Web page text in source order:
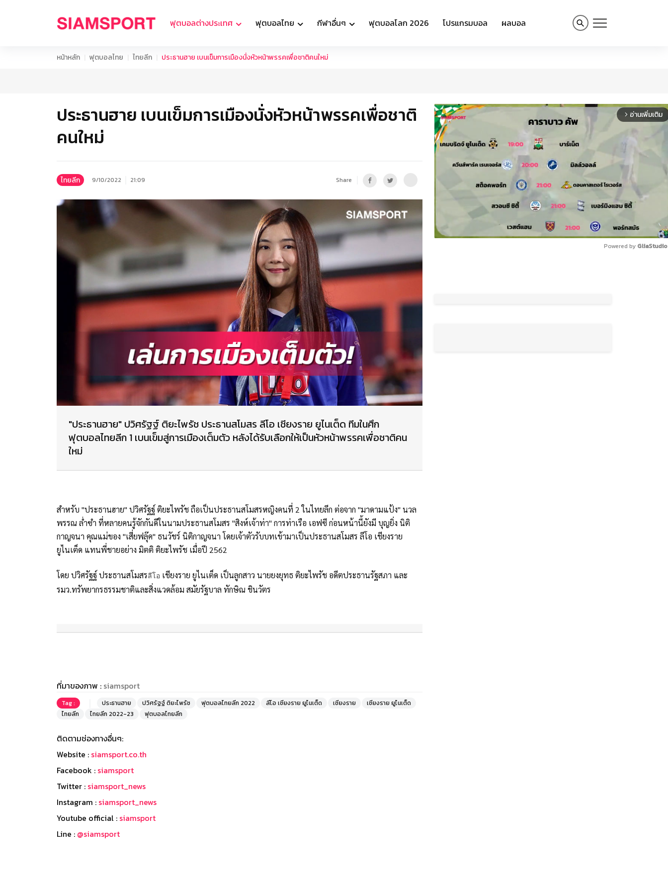
ฟุตบอลต่างประเทศ ฟุตบอลไทย กีฬาอื่นๆ ฟุตบอลโลก 2026 โปรแกรมบอล ผลบอล
หน้าหลัก ฟุตบอลไทย ไทยลีก ประธานฮาย เบนเข็มการเมืองนั่งหัวหน้าพรรคเพื่อชาติคนใหม่
ประธานฮาย เบนเข็มการเมืองนั่งหัวหน้าพรรคเพื่อชาติ
คนใหม่
ไทยลีก 9/10/2022 21:09 Share
"ประธานฮาย" ปวิศรัฐฐ์ ติยะไพรัช ประธานสโมสร ลีโอ เชียงราย ยูไนเต็ด ทีมในศึก
ฟุตบอลไทยลีก 1 เบนเข็มสู่การเมืองเต็มตัว หลังได้รับเลือกให้เป็นหัวหน้าพรรคเพื่อชาติคน
ใหม่
สำหรับ "ประธานฮาย" ปวิศรัฐฐ์ ติยะไพรัช ถือเป็นประธานสโมสรหญิงคนที่ 2 ในไทยลีก ต่อจาก "มาดามแป้ง" นวล
พรรณ ล่ำซำ ที่หลายคนรู้จักกันดีในนามประธานสโมสร "สิงห์เจ้าท่า" การท่าเรือ เอฟซี ก่อนหน้านี้ยังมี บุญยิ่ง นิติ
กาญจนา คุณแม่ของ "เสี่ยฟลุ๊ค" ธนวัชร์ นิติกาญจนา โดยเจ้าตัวรับบทเข้ามาเป็นประธานสโมสร ลีโอ เชียงราย
ยูไนเต็ด แทนพี่ชายอย่าง มิตติ ติยะไพรัช เมื่อปี 2562
โดย ปวิศรัฐฐ์ ประธานสโมสรลีโอ เชียงราย ยูไนเต็ด เป็นลูกสาว นายยงยุทธ ติยะไพรัช อดีตประธานรัฐสภา และ
รมว.ทรัพยากรธรรมชาติและสิ่งแวดล้อม สมัยรัฐบาล ทักษิณ ชินวัตร
ที่มาของภาพ : siamsport
Tag : ประธานฮาย ปวิศรัฐฐ์ ติยะไพรัช ฟุตบอลไทยลีก 2022 ลีโอ เชียงราย ยูไนเต็ด เชียงราย
เชียงราย ยูไนเต็ด
ไทยลีก
ไทยลีก 2022-23 ฟุตบอลไทยลีก
ติดตามช่องทางอื่นๆ:
Website : siamsport.co.th
Facebook : siamsport
Twitter : siamsport_news
Instagram : siamsport_news
Youtube official : siamsport
Line : @siamsport
arrow_forward_ios อ่านเพิ่มเติม
Powered by